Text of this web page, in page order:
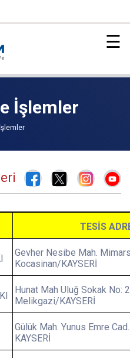
☰
İşlemler
TESİS
Gevher Nesibe Mah.
Kocasinan/KAYSERİ
Hunat Mah Uluğ Sokak No:
Melikgazi/KAYSERİ
Gülük Mah. Yunus Emre
KAYSERİ